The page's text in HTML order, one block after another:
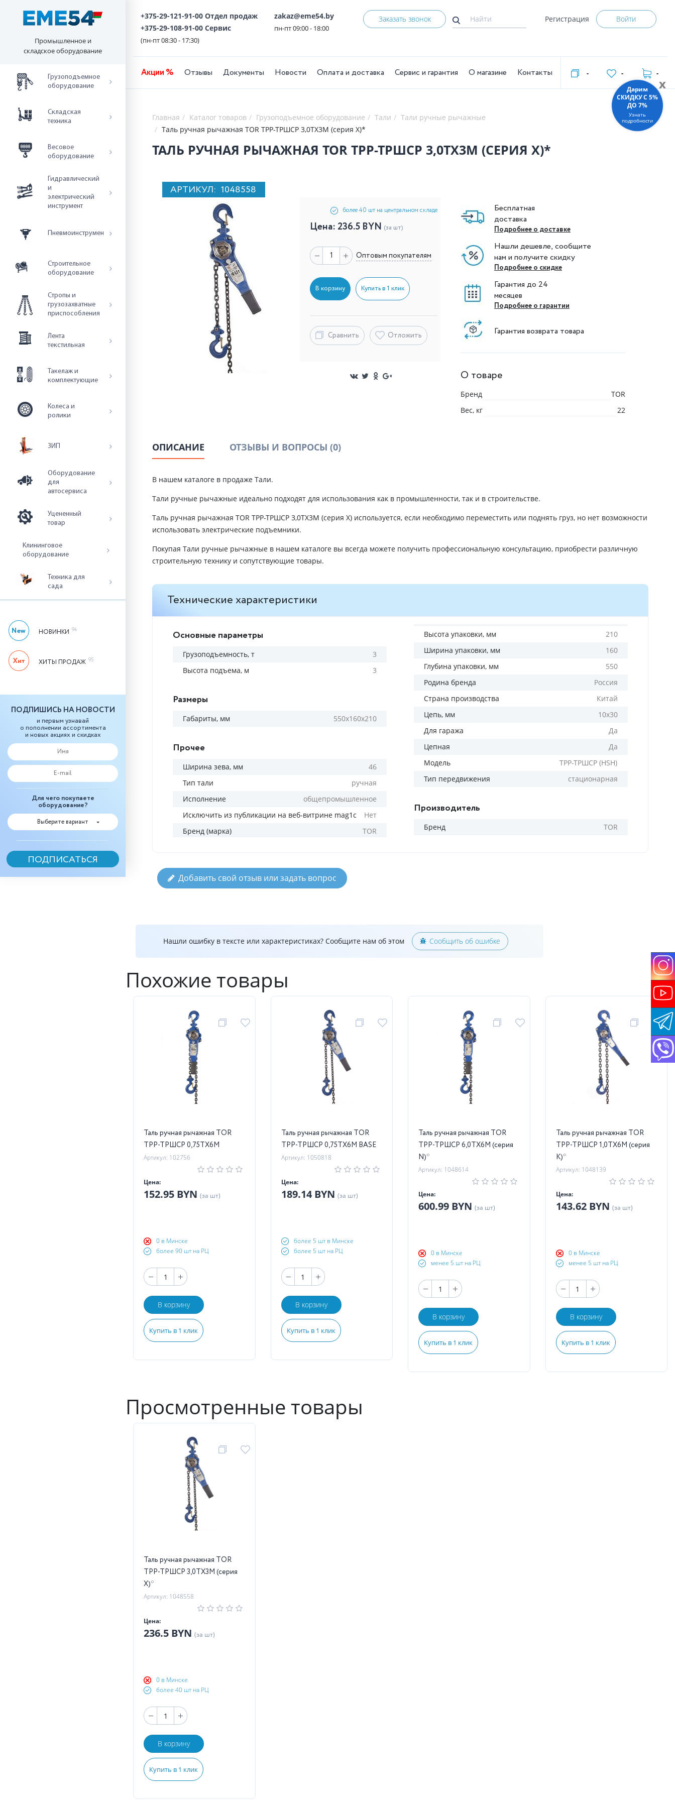
Промышленное и
складское оборудование
Грузоподъемное
оборудование
Складская
техника
Весовое
оборудование
Гидравлический
и
электрический
инструмент
Пневмоинструмент
Строительное
оборудование
Стропы и
грузозахватные
приспособления
Лента
текстильная
Такелаж и
комплектующие
Колеса и
ролики
ЗИП
Оборудование
для
автосервиса
Уцененный
товар
Клининговое
оборудование
Техника для
сада
НОВИНКИ 94
ХИТЫ ПРОДАЖ 95
ПОДПИШИСЬ НА НОВОСТИ
и первым узнавай
о пополнении ассортимента
и новых акциях и скидках
Для чего покупаете
оборудование?
Выберите вариант
+375-29-121-91-00 Отдел продаж
+375-29-108-91-00 Сервис
(пн-пт 08:30 - 17:30)
zakaz@eme54.by
пн-пт 09:00 - 18:00
Заказать звонок Регистрация Войти
Акции % Отзывы Документы Новости Оплата и доставка Сервис и гарантия О магазине Контакты - - -
Главная Каталог товаров Грузоподъемное оборудование Тали
Тали ручные рычажные
Таль ручная рычажная TOR ТРР-ТРШСР 3,0ТХ3М (серия X)*
ТАЛЬ РУЧНАЯ РЫЧАЖНАЯ TOR ТРР-ТРШСР 3,0ТХ3М (СЕРИЯ X)*
АРТИКУЛ: 1048558
более 40 шт на центральном складе
Цена: 236.5 BYN (за шт)
Оптовым покупателям
В корзину Купить в 1 клик
Сравнить Отложить
Бесплатная
доставка
Подробнее о доставке
Нашли дешевле, сообщите
нам и получите скидку
Подробнее о скидке
Гарантия до 24
месяцев
Подробнее о гарантии
Гарантия возврата товара
О товаре
Бренд
TOR
Вес, кг
22
ОПИСАНИЕ ОТЗЫВЫ И ВОПРОСЫ (0)
В нашем каталоге в продаже Тали.
Тали ручные рычажные идеально подходят для использования как в промышленности, так и в строительстве.
Таль ручная рычажная TOR ТРР-ТРШСР 3,0ТХ3М (серия X) используется, если необходимо переместить или поднять груз, но нет возможности
использовать электрические подъемники.
Покупая Тали ручные рычажные в нашем каталоге вы всегда можете получить профессиональную консультацию, приобрести различную
строительную технику и сопутствующие товары.
Технические характеристики
Основные параметры
Грузоподъемность, т
3
Высота подъема, м
3
Размеры
Габариты, мм 550х160х210
Прочее
Ширина зева, мм
46
Тип тали
ручная
Исполнение
общепромышленное
Исключить из публикации на веб-витрине mag1c
Нет
Бренд (марка)
TOR
Высота упаковки, мм
210
Ширина упаковки, мм
160
Глубина упаковки, мм
550
Родина бренда
Россия
Страна производства
Китай
Цепь, мм
10х30
Для гаража
Да
Цепная
Да
Модель
ТРР-ТРШСР (HSH)
Тип передвижения
стационарная
Производитель
Бренд TOR
Добавить свой отзыв или задать вопрос
Нашли ошибку в тексте или характеристиках? Сообщите нам об этом Сообщить об ошибке
Похожие товары
Таль ручная рычажная TOR
ТРР-ТРШСР 0,75ТХ6М
Артикул: 102756
Цена:
152.95 BYN (за шт)
0 в Минске
более 90 шт на РЦ
В корзину
Купить в 1 клик
Таль ручная рычажная TOR
ТРР-ТРШСР 0,75ТХ6М BASE
Артикул: 1050818
Цена:
189.14 BYN (за шт)
более 5 шт в Минске
более 5 шт на РЦ
В корзину
Купить в 1 клик
Таль ручная рычажная TOR
ТРР-ТРШСР 6,0ТХ6М (серия
N)*
Артикул: 1048614
Цена:
600.99 BYN (за шт)
0 в Минске
менее 5 шт на РЦ
В корзину
Купить в 1 клик
Таль ручная рычажная TOR
ТРР-ТРШСР 1,0ТХ6М (серия
K)*
Артикул: 1048139
Цена:
143.62 BYN (за шт)
0 в Минске
менее 5 шт на РЦ
В корзину
Купить в 1 клик
Просмотренные товары
Таль ручная рычажная TOR
ТРР-ТРШСР 3,0ТХ3М (серия
X)*
Артикул: 1048558
Цена:
236.5 BYN (за шт)
0 в Минске
более 40 шт на РЦ
В корзину
Купить в 1 клик
x
Дарим
СКИДКУ C 5%
ДО 7%
Узнать
подробности